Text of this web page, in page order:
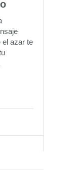
el azar te